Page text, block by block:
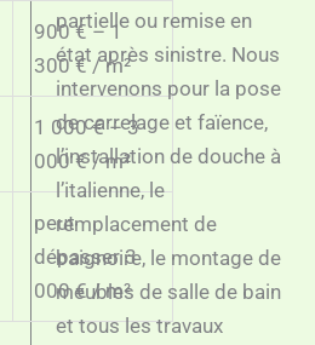
900 € – 1
300 € / m²
1 000 € – 3
000 € / m²
peut
dépasser 3
000 € / m²
partielle ou remise en
état après sinistre. Nous
intervenons pour la pose
de carrelage et faïence,
l’installation de douche à
l’italienne, le
remplacement de
baignoire, le montage de
meubles de salle de bain
et tous les travaux